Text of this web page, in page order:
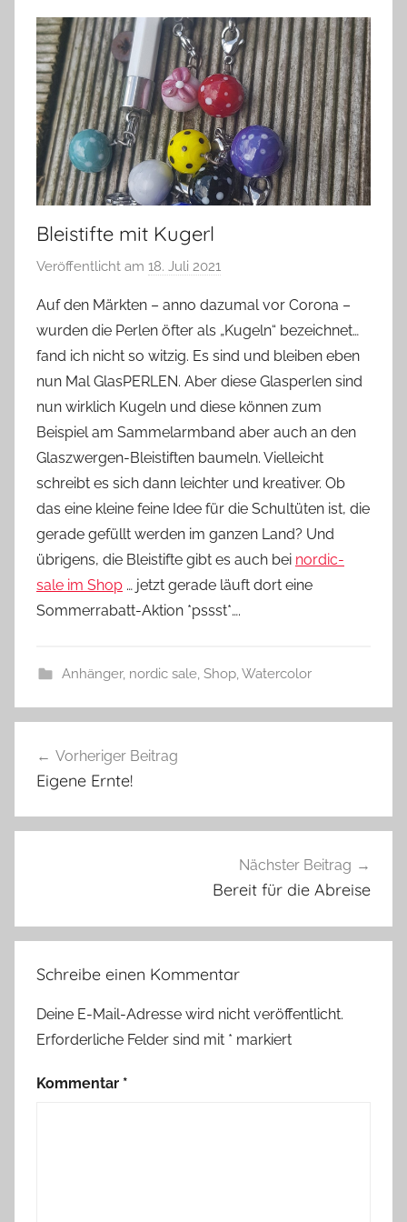
Bleistifte mit Kugerl
Veröffentlicht am 18. Juli 2021
n
G
l
a
s
z
w
e
r
Auf den Märkten – anno dazumal vor Corona –
wurden die Perlen öfter als „Kugeln“ bezeichnet…
fand ich nicht so witzig. Es sind und bleiben eben
nun Mal GlasPERLEN. Aber diese Glasperlen sind
nun wirklich Kugeln und diese können zum
Beispiel am Sammelarmband aber auch an den
Glaszwergen-Bleistiften baumeln. Vielleicht
schreibt es sich dann leichter und kreativer. Ob
das eine kleine feine Idee für die Schultüten ist, die
gerade gefüllt werden im ganzen Land? Und
übrigens, die Bleistifte gibt es auch bei nordic-
sale im Shop … jetzt gerade läuft dort eine
Sommerrabatt-Aktion *pssst*….
Anhänger, nordic sale, Shop,Watercolor
A
ä
n
g
e
n
Vorheriger Beitrag
Eigene Ernte!
Nächster Beitrag
Bereit für die Abreise
Schreibe einen Kommentar
Deine E-Mail-Adresse wird nicht veröffentlicht.
Erforderliche Felder sind mit * markiert
Kommentar *